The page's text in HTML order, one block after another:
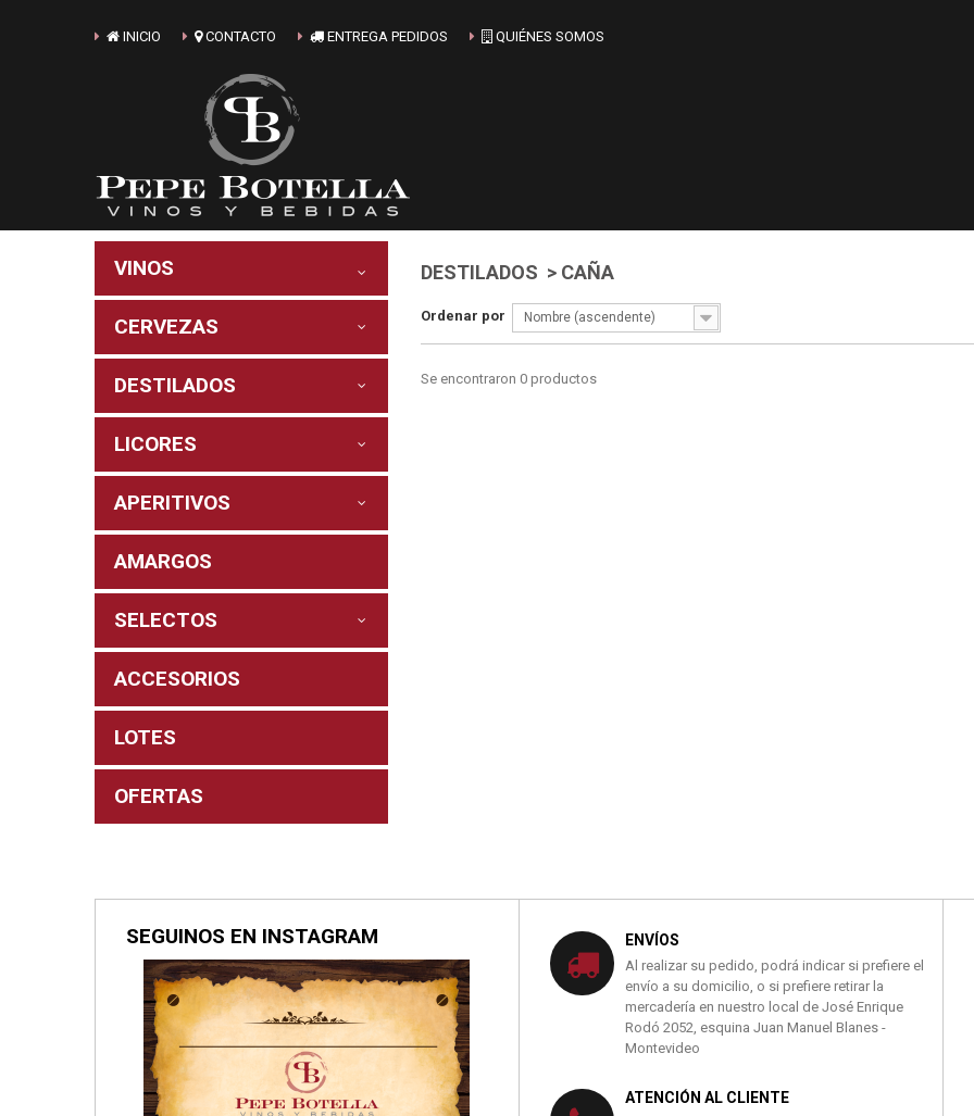
INICIO CONTACTO ENTREGA PEDIDOS QUIÉNES SOMOS
VINOS
CERVEZAS
DESTILADOS
LICORES
APERITIVOS
AMARGOS
SELECTOS
ACCESORIOS
LOTES
OFERTAS
DESTILADOS > CAÑA
Ordenar por Nombre (ascendente)
Se encontraron 0 productos
SEGUINOS EN INSTAGRAM ENVÍOS
Al realizar su pedido, podrá indicar si prefiere el
envío a su domicilio, o si prefiere retirar la
mercadería en nuestro local de José Enrique
Rodó 2052, esquina Juan Manuel Blanes -
Montevideo
ATENCIÓN AL CLIENTE